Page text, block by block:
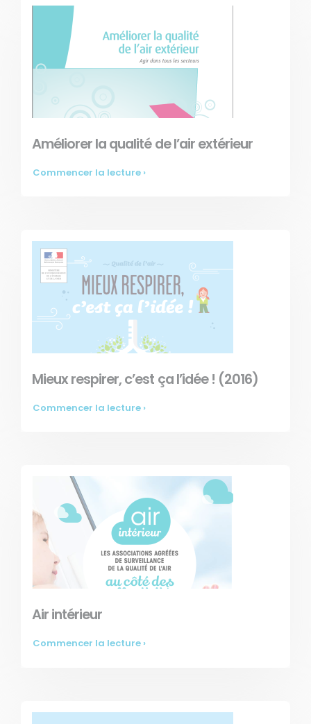
Améliorer la qualité de l’air extérieur
Commencer la lecture ›
Mieux respirer, c’est ça l’idée ! (2016)
Commencer la lecture ›
Air intérieur
Commencer la lecture ›